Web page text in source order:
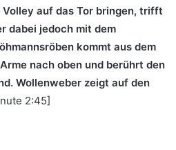
auf das Tor bringen, trifft
dabei jedoch mit dem
kommt aus dem
nach oben und berührt den
Wollenweber zeigt auf den
2:45]